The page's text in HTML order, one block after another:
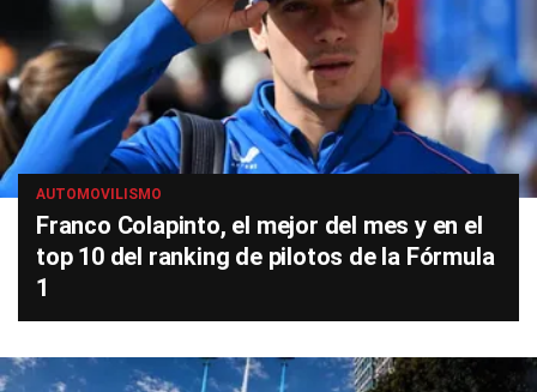
AUTOMOVILISMO
Franco Colapinto, el mejor del mes y en el
top 10 del ranking de pilotos de la Fórmula
1